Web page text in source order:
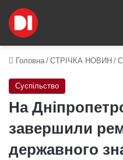
Головна / СТРІЧКА НОВИН /
Суспільство
На
завершили
державного